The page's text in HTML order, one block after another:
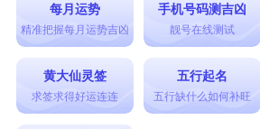
每月运势
精准把握每月运势吉凶
手机号码测吉凶
靓号在线测试
黄大仙灵签
求签求得好运连连
五行起名
五行缺什么如何补旺